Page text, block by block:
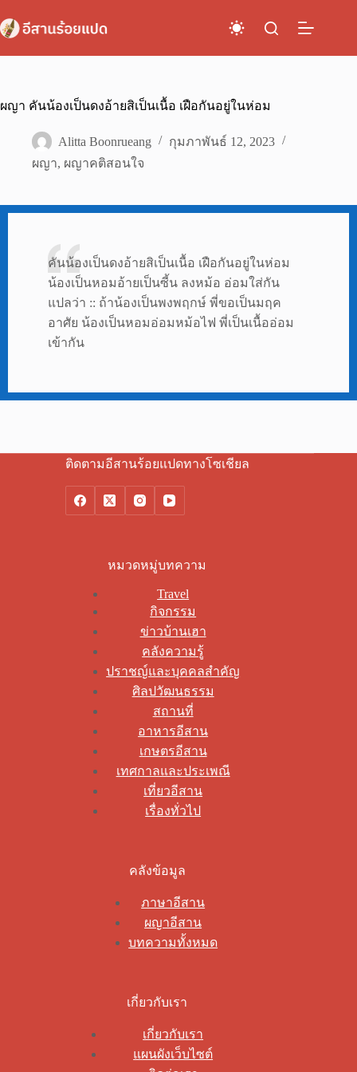
to
content
ผญา คันน้องเป็นดงอ้ายสิเป็นเนื้อ เฝือกันอยู่ในห่อม
Alitta Boonrueang
กุมภาพันธ์ 12, 2023
ผญา, ผญาคติสอนใจ
คันน้องเป็นดงอ้ายสิเป็นเนื้อ เฝือกันอยู่ในห่อม
น้องเป็นหอมอ้ายเป็นซี้น ลงหม้อ อ่อมใส่กัน
แปลว่า :: ถ้าน้องเป็นพงพฤกษ์ พี่ขอเป็นมฤค
อาศัย น้องเป็นหอมอ่อมหม้อไฟ พี่เป็นเนื้ออ่อม
เข้ากัน
ติดตามอีสานร้อยแปดทางโซเชียล
หมวดหมู่บทความ
Travel
กิจกรรม
ข่าวบ้านเฮา
คลังความรู้
ปราชญ์และบุคคลสำคัญ
ศิลปวัฒนธรรม
สถานที่
อาหารอีสาน
เกษตรอีสาน
เทศกาลและประเพณี
เที่ยวอีสาน
เรื่องทั่วไป
คลังข้อมูล
ภาษาอีสาน
ผญาอีสาน
บทความทั้งหมด
เกี่ยวกับเรา
เกี่ยวกับเรา
แผนผังเว็บไซต์